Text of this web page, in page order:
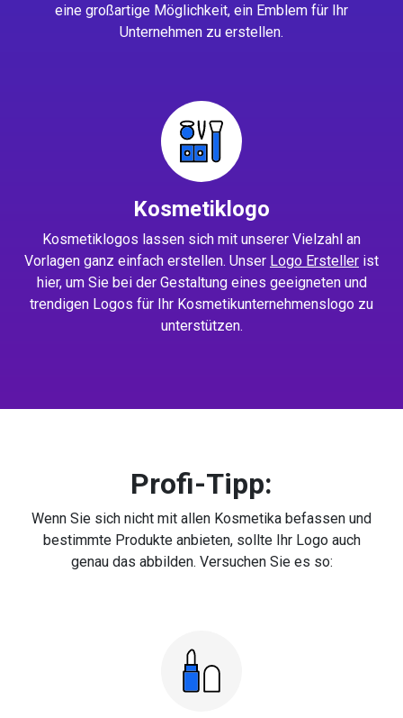
eine großartige Möglichkeit, ein Emblem für Ihr
Unternehmen zu erstellen.
Kosmetiklogo
Kosmetiklogos lassen sich mit unserer Vielzahl an
Vorlagen ganz einfach erstellen. Unser Logo Ersteller ist
hier, um Sie bei der Gestaltung eines geeigneten und
trendigen Logos für Ihr Kosmetikunternehmenslogo zu
unterstützen.
Profi-Tipp:
Wenn Sie sich nicht mit allen Kosmetika befassen und
bestimmte Produkte anbieten, sollte Ihr Logo auch
genau das abbilden. Versuchen Sie es so: